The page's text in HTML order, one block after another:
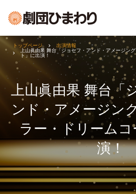
上山眞由果 舞台「
ンド・アメージン
ラー・ドリームコ
演！
トップページ
出演情報
上山眞由果 舞台「ジョセフ・アンド・アメージン
ト」に出演！